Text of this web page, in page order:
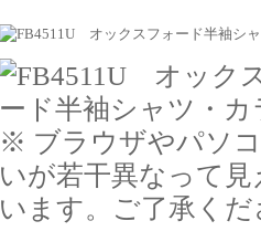
※ ブラウザやパソ
いが若干異なって
います。ご了承く